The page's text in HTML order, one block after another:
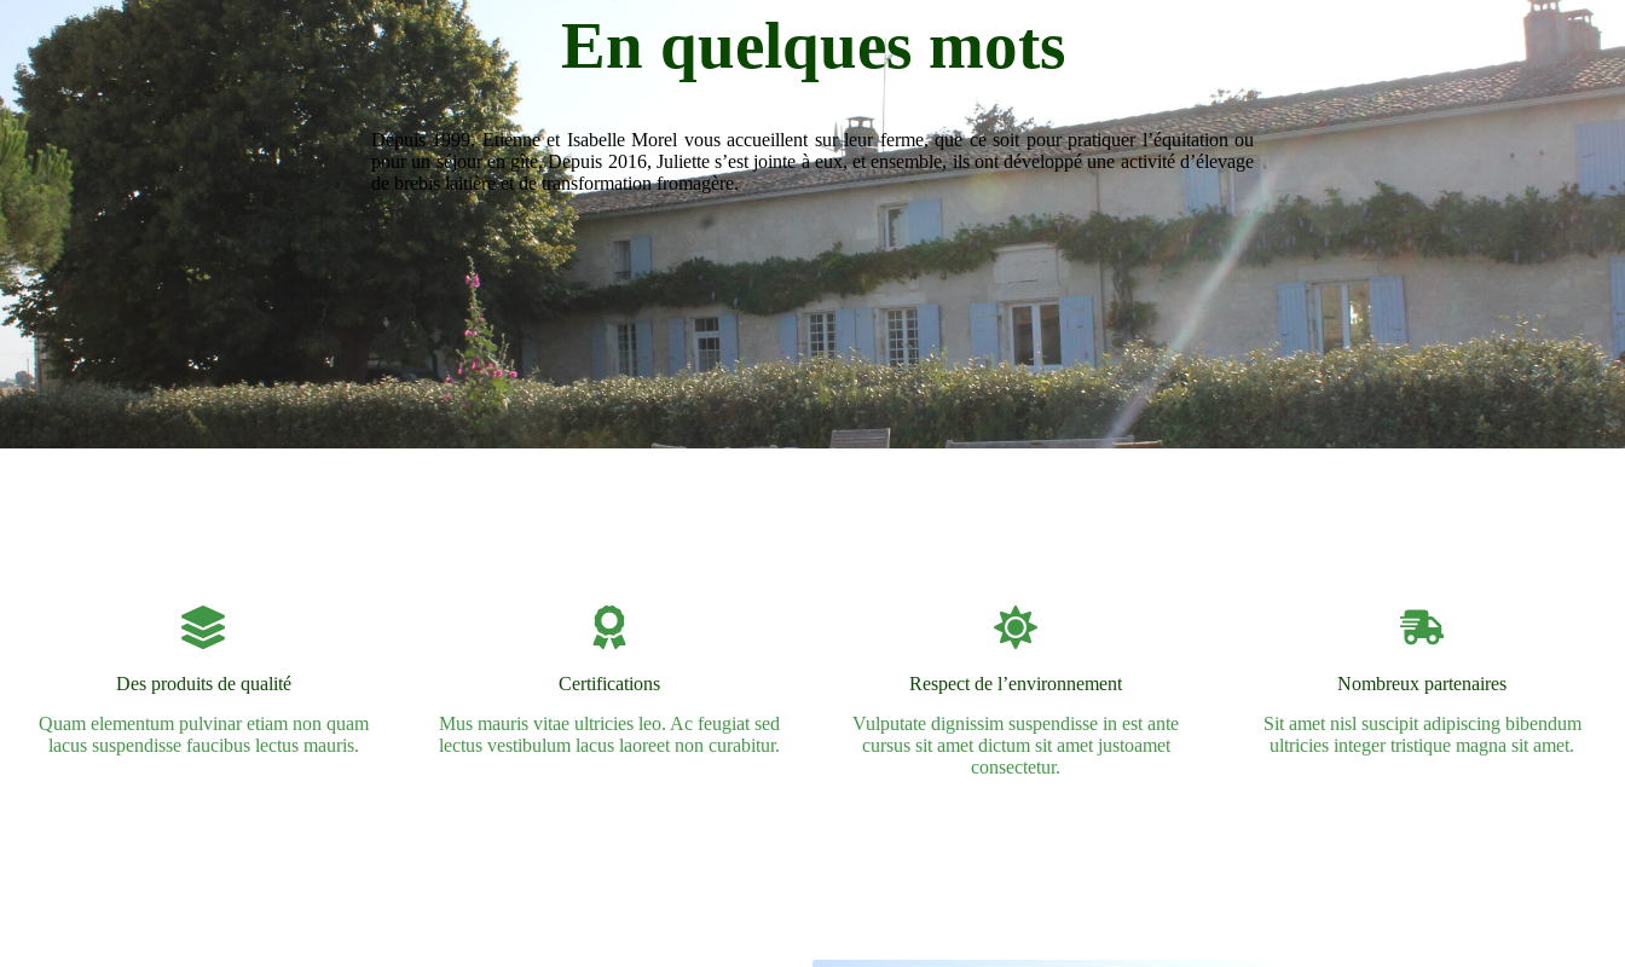
En quelques mots
Depuis 1999, Etienne et Isabelle Morel vous accueillent sur leur ferme, que ce soit pour pratiquer l’équitation ou
pour un séjour en gîte. Depuis 2016, Juliette s’est jointe à eux, et ensemble, ils ont développé une activité d’élevage
de brebis laitière et de transformation fromagère.
Des produits de qualité
Quam elementum pulvinar etiam non quam
lacus suspendisse faucibus lectus mauris.
Certifications
Mus mauris vitae ultricies leo. Ac feugiat sed
lectus vestibulum lacus laoreet non curabitur.
Respect de l’environnement
Vulputate dignissim suspendisse in est ante
cursus sit amet dictum sit amet justoamet
consectetur.
Nombreux partenaires
Sit amet nisl suscipit adipiscing bibendum
ultricies integer tristique magna sit amet.